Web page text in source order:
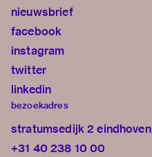
nieuwsbrief
facebook
instagram
twitter
linkedin
bezoekadres
stratumsedijk 2 eindhoven
+31 40 238 10 00